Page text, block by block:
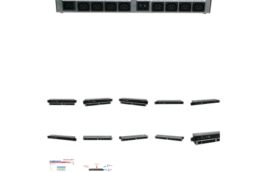
Serverräume
RMA / Rücksendung / Support
Comet System